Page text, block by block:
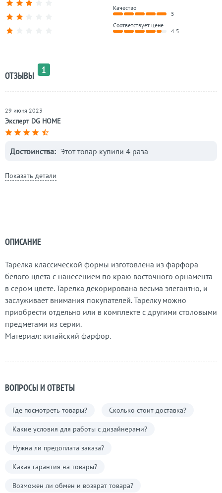
ОПИСАНИЕ
Тарелка классической формы изготовлена из фарфора
белого цвета с нанесением по краю восточного орнамента
в сером цвете. Тарелка декорирована весьма элегантно, и
заслуживает внимания покупателей. Тарелку можно
приобрести отдельно или в комплекте с другими столовыми
предметами из серии.
Материал: китайский фарфор.
ВОПРОСЫ И ОТВЕТЫ
Где посмотреть товары? Сколько стоит доставка?
Какие условия для работы с дизайнерами?
Нужна ли предоплата заказа?
Какая гарантия на товары?
Возможен ли обмен и возврат товара?
Качество
5
Соответствует цене
4.5
ОТЗЫВЫ
1
Эксперт DG HOME
29 июня 2023
Достоинства: Этот товар купили 4 раза
Показать детали